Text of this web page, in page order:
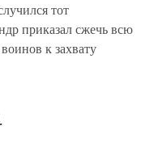
тот
приказал сжечь всю
к захвату